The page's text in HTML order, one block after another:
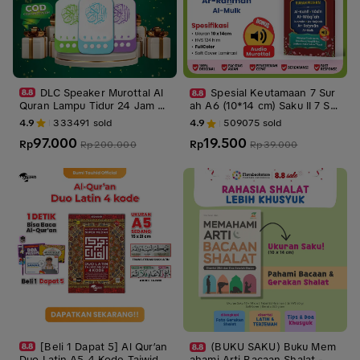
DLC Speaker Murottal Al
Quran Lampu Tidur 24 Jam Q
uran Surah Rizik Ayat Zikir Ru
qyah List Portable 220V Gara
nsi 1 Tahun
4.9 333491 sold
Rp97.000 Rp200.000
[Beli 1 Dapat 5] Al Qur’an
Spesial Keutamaan 7 Sur
ah A6 (10*14 cm) Saku II 7 Sur
ah Traveling Aesthetic Buku 7
Surah Ukuran Saku Full Color
Aesthetic || 7 Surah Mustajab
4.9 509075 sold
Rp19.500 Rp39.000
(BUKU SAKU) Buku Mem